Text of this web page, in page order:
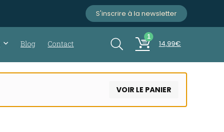
S'inscrire à la newsletter
Blog Contact
1
14,99€
VOIR LE PANIER